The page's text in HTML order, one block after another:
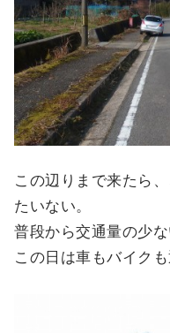
この辺りまで来たら
たいない。
普段から交通量の少な
この日は車もバイク